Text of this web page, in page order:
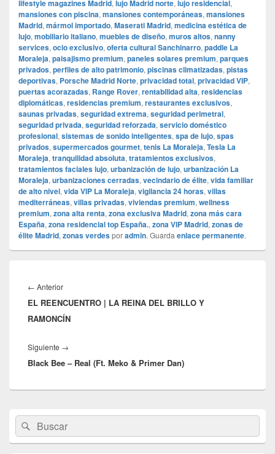
lifestyle magazines Madrid, lujo Madrid norte, lujo residencial,
mansiones con piscina, mansiones contemporáneas, mansiones
Madrid, mármol importado, Maserati Madrid, medicina estética de
lujo, mobiliario italiano, muebles de diseño, muros altos, nanny
services, ocio exclusivo, oferta cultural Sanchinarro, paddle La
Moraleja, paisajismo premium, paneles solares premium, parques
privados, perfiles de alto patrimonio, piscinas climatizadas, pistas
deportivas, Porsche Madrid Norte, privacidad total, privacidad VIP,
puertas acorazadas, Range Rover, rentabilidad alta, residencias
diplomáticas, residencias premium, restaurantes exclusivos,
saunas privadas, seguridad extrema, seguridad perimetral,
seguridad privada, seguridad reforzada, servicio doméstico
profesional, sistemas de sonido inteligentes, spa de lujo, spas
privados, supermercados gourmet, tenis La Moraleja, Tesla La
Moraleja, tranquilidad absoluta, tratamientos exclusivos,
tratamientos faciales lujo, urbanización de lujo, urbanización La
Moraleja, urbanizaciones cerradas, vecindario de élite, vida familiar
de alto nivel, vida VIP La Moraleja, vigilancia 24 horas, villas
mediterráneas, villas privadas, viviendas premium, wellness
premium, zona alta renta, zona exclusiva Madrid, zona más cara
España, zona residencial top España., zona VIP Madrid, zonas de
élite Madrid, zonas verdesporadmin. Guarda enlace permanente.
de
entradas
← AnteriorEntrada
anterior:
EL REENCUENTRO | LA REINA DEL BRILLO Y
RAMONCÍN
Siguiente →
siguiente:
Black Bee – Real (Ft. Meko & Primer Dan)
área
de
widget
Buscar
por:
Buscar